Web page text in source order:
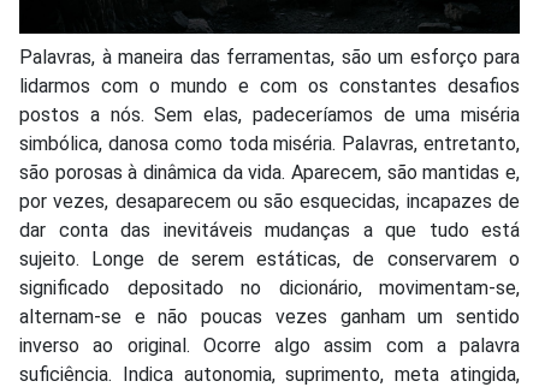
Palavras, à maneira das ferramentas, são um esforço para
lidarmos com o mundo e com os constantes desafios
postos a nós. Sem elas, padeceríamos de uma miséria
simbólica, danosa como toda miséria. Palavras, entretanto,
são porosas à dinâmica da vida. Aparecem, são mantidas e,
por vezes, desaparecem ou são esquecidas, incapazes de
dar conta das inevitáveis mudanças a que tudo está
sujeito. Longe de serem estáticas, de conservarem o
significado depositado no dicionário, movimentam-se,
alternam-se e não poucas vezes ganham um sentido
inverso ao original. Ocorre algo assim com a palavra
suficiência. Indica autonomia, suprimento, meta atingida,